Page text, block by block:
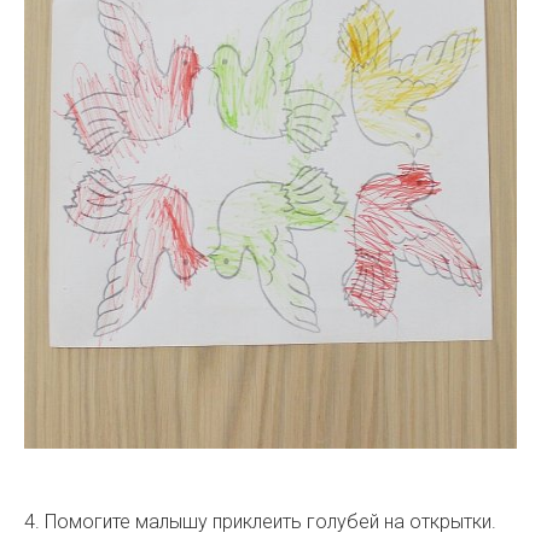
4. Помогите малышу приклеить голубей на открытки.